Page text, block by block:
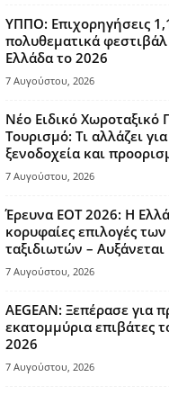
ΥΠΠΟ: Επιχορηγήσεις
πολυθεματικά
Ελλάδα το 2026
7 Αυγούστου, 2026
Νέο Ειδικό Χωροταξικό
Τουρισμό: Τι αλλάζει
ξενοδοχεία και
7 Αυγούστου, 2026
Έρευνα ΕΟΤ 2026: Η
κορυφαίες επιλογές
ταξιδιωτών – Αυξάνεται
7 Αυγούστου, 2026
AEGEAN: Ξεπέρασε για
εκατομμύρια επιβάτες
2026
7 Αυγούστου, 2026